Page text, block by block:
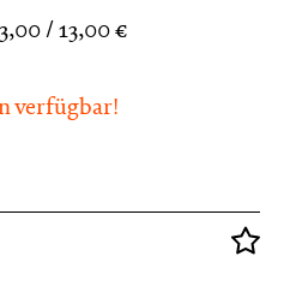
13,00 €
verfügbar!